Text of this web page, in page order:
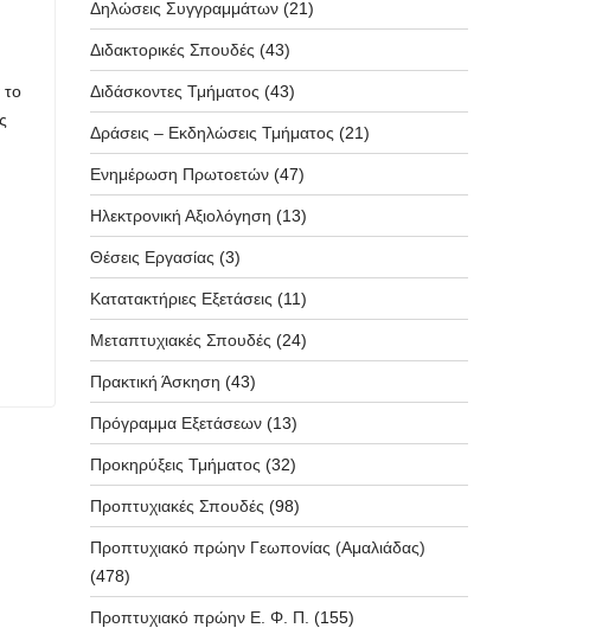
το
Δηλώσεις Συγγραμμάτων(21)
Διδακτορικές Σπουδές (43)
Διδάσκοντες Τμήματος (43)
Δράσεις – Εκδηλώσεις Τμήματος (21)
Ενημέρωση Πρωτοετών(47)
Ηλεκτρονική Αξιολόγηση (13)
Θέσεις Εργασίας (3)
Κατατακτήριες Εξετάσεις (11)
Μεταπτυχιακές Σπουδές (24)
Πρακτική Άσκηση (43)
Πρόγραμμα Εξετάσεων(13)
Προκηρύξεις Τμήματος (32)
Προπτυχιακές Σπουδές (98)
Προπτυχιακό πρώην Γεωπονίας (Αμαλιάδας)
(478)
Προπτυχιακό πρώην Ε. Φ. Π. (155)